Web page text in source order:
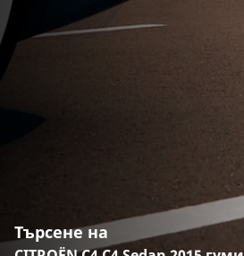
Търсене на